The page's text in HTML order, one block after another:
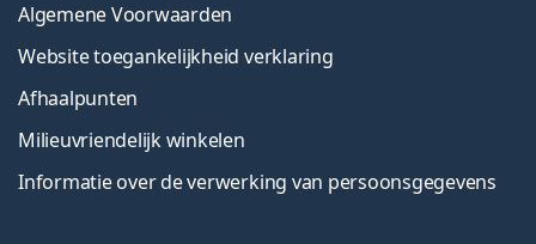
Algemene Voorwaarden
Website toegankelijkheid verklaring
Afhaalpunten
Milieuvriendelijk winkelen
Informatie over de verwerking van persoonsgegevens